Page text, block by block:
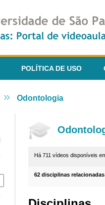
POLÍTICA DE USO
» Odontologia
Há 711 vídeos disponíveis
62 disciplinas